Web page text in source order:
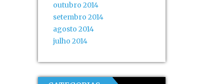
outubro 2014
setembro 2014
agosto 2014
julho 2014